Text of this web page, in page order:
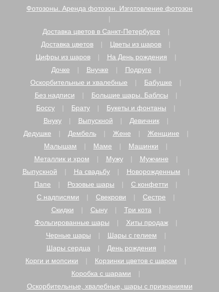
Фотозоны. Аренда фотозон. Изготовление фотозон
Доставка цветов в Санкт-Петербурге
Доставка цветов
Цветы из шаров
Цифры из шаров
На День рождения
Дочке
Внучке
Подруге
Оскорбительные и хвалебные
Бабушке
Без надписи
Большие шары. Баблсы
Боссу
Брату
Букеты и фонтаны
Внуку
Выпускной
Девичник
Дедушке
Дембель Жене
Женщине
Малышам
Маме
Машинки
Металлик и хром
Мужу
Мужчине
Выпускной
На свадьбу
Новорожденным
Папе
Розовые шары
С конфетти
С надписями
Свекрови
Сестре
Скидки
Сыну
Три кота
Фольгированные шары
Хиты продаж
Черные шары
Шары с гелием
Шары сердца
День рождения
Корги и мопсики
Корзинки цветов с шаром
Коробка с шарами
Оскорбительные, хвалебные, шары с признаниями